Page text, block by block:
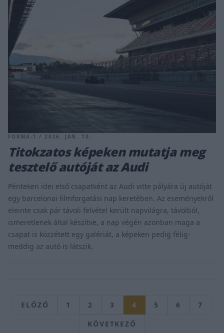
FORMA-1 / 2026. JAN. 10.
Titokzatos képeken mutatja meg
tesztelő autóját az Audi
Pénteken idei első csapatként az Audi vitte pályára új autóját
egy barcelonai filmforgatási nap keretében. Az eseményekről
eleinte csak pár távoli felvétel került napvilágra, távolból,
ismeretlenek által készítve, a nap végén azonban maga a
csapat is közzétett egy galériát, a képeken pedig félig-
meddig az autó is látszik.
ELŐZŐ 1 2 3 4 5 6
7
KÖVETKEZŐ